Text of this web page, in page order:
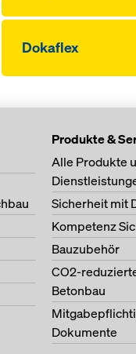
Dokaflex
Produkte &
Alle Produkte
Sicherheit mit
Kompetenz
Bauzubehör
CO2-
Betonbau
Dokumente